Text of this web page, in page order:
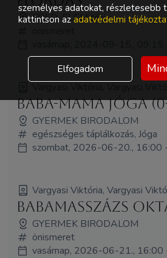
FÖLD-ELEM tér
Baba-mama jóga
GYERMEK BIRODALOM
egészséges táplálkozás, Jóga
szombat, 2026-06-20., 16:00
Vargyasi Viktória, Vargyasi
Babamasszázs
GYERMEK BIRODALOM
önismeret
vasárnap, 2026-06-21., 16:00
személyes adatokat, részletesebb
kattintson az adatvédelmi
Elfogadom